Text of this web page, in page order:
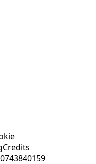
Credits